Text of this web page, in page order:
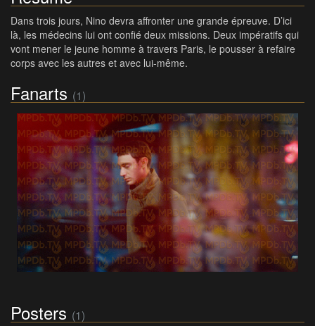
Dans trois jours, Nino devra affronter une grande épreuve. D’ici
là, les médecins lui ont confié deux missions. Deux impératifs qui
vont mener le jeune homme à travers Paris, le pousser à refaire
corps avec les autres et avec lui-même.
Fanarts (1)
Posters (1)